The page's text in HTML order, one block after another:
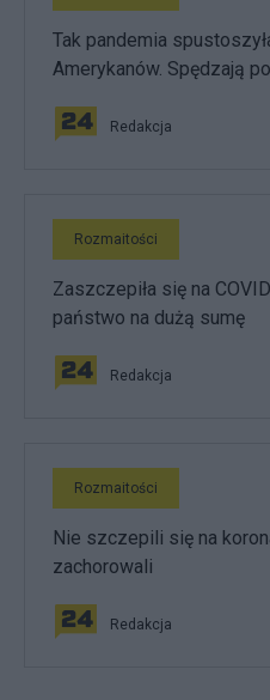
Tak pandemia
Amerykanów. Spędzają
Redakcja
Rozmaitości
Zaszczepiła się na
państwo na dużą sumę
Redakcja
Rozmaitości
Nie szczepili się na
zachorowali
Redakcja